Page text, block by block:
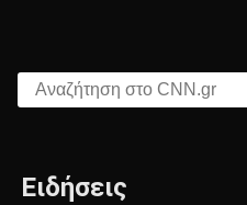
Αναζήτηση στο CNN.gr
Ειδήσεις